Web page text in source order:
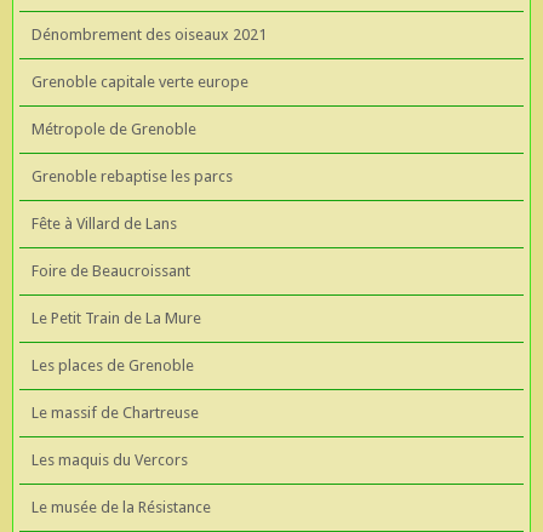
Dénombrement des oiseaux 2021
Grenoble capitale verte europe
Métropole de Grenoble
Grenoble rebaptise les parcs
Fête à Villard de Lans
Foire de Beaucroissant
Le Petit Train de La Mure
Les places de Grenoble
Le massif de Chartreuse
Les maquis du Vercors
Le musée de la Résistance